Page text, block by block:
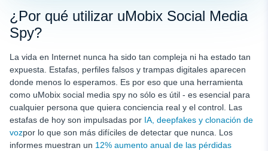
¿Por qué utilizar uMobix Social Media
Spy?
La vida en Internet nunca ha sido tan compleja ni ha estado tan
expuesta. Estafas, perfiles falsos y trampas digitales aparecen
donde menos lo esperamos. Es por eso que una herramienta
como uMobix social media spy no sólo es útil - es esencial para
cualquier persona que quiera conciencia real y el control. Las
estafas de hoy son impulsadas por IA, deepfakes y clonación de
vozpor lo que son más difíciles de detectar que nunca. Los
informes muestran un 12% aumento anual de las pérdidas